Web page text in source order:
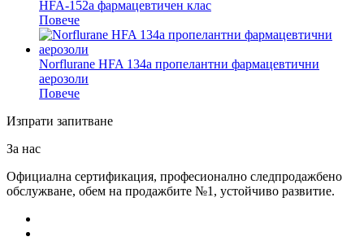
HFA-152a фармацевтичен клас
Повече
Norflurane HFA 134a пропелантни фармацевтични
аерозоли
Повече
Изпрати запитване
За нас
Официална сертификация, професионално следпродажбено
обслужване, обем на продажбите №1, устойчиво развитие.